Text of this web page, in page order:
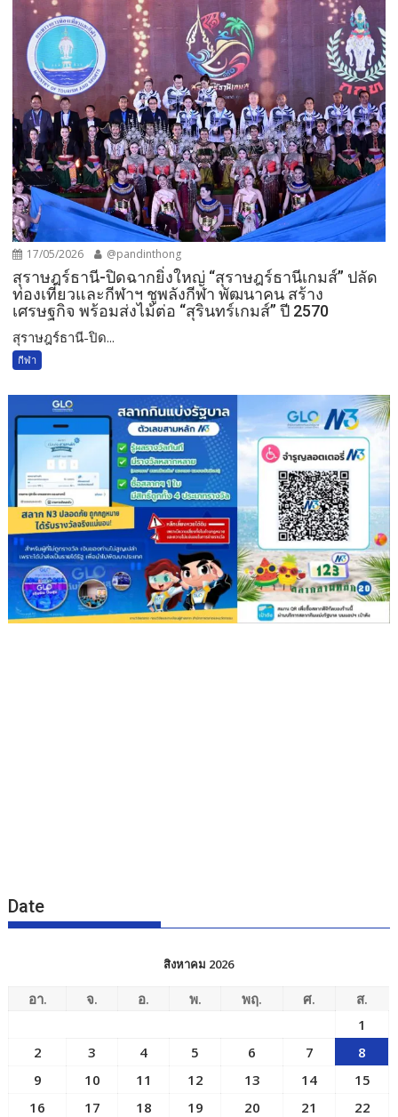
17/05/2026 @pandinthong
สุราษฎร์ธานี-ปิดฉากยิ่งใหญ่ “สุราษฎร์ธานีเกมส์” ปลัด
ท่องเที่ยวและกีฬาฯ ชูพลังกีฬา พัฒนาคน สร้าง
เศรษฐกิจ พร้อมส่งไม้ต่อ “สุรินทร์เกมส์” ปี 2570
สุราษฎร์ธานี-ปิด...
กีฬา
Date
สิงหาคม 2026
อา. จ. อ. พ. พฤ. ศ.
ส.
1
2
3 4 5 6 7
8
9
10 11 12 13 14
15
16
17 18 19 20 21
22